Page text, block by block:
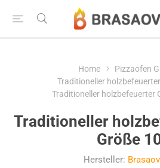
Home
Pizzaofen
Traditioneller
Traditioneller holzbefeuerter
Traditioneller
Größe
Hersteller: